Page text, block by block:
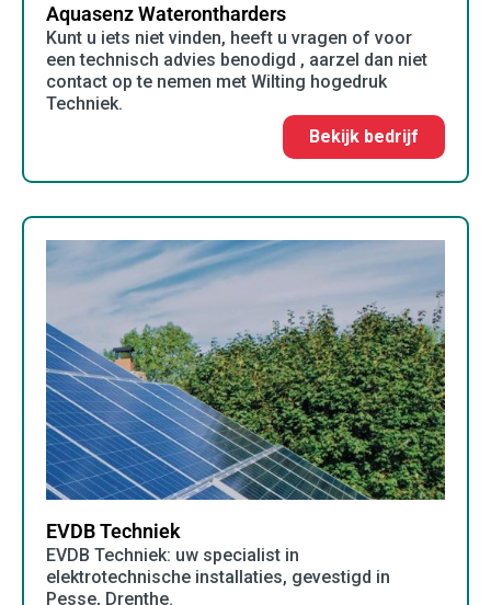
Aquasenz Waterontharders
Kunt u iets niet vinden, heeft u vragen of voor
een technisch advies benodigd , aarzel dan niet
contact op te nemen met Wilting hogedruk
Techniek.
Bekijk bedrijf
EVDB Techniek
EVDB Techniek: uw specialist in
elektrotechnische installaties, gevestigd in
Pesse, Drenthe.